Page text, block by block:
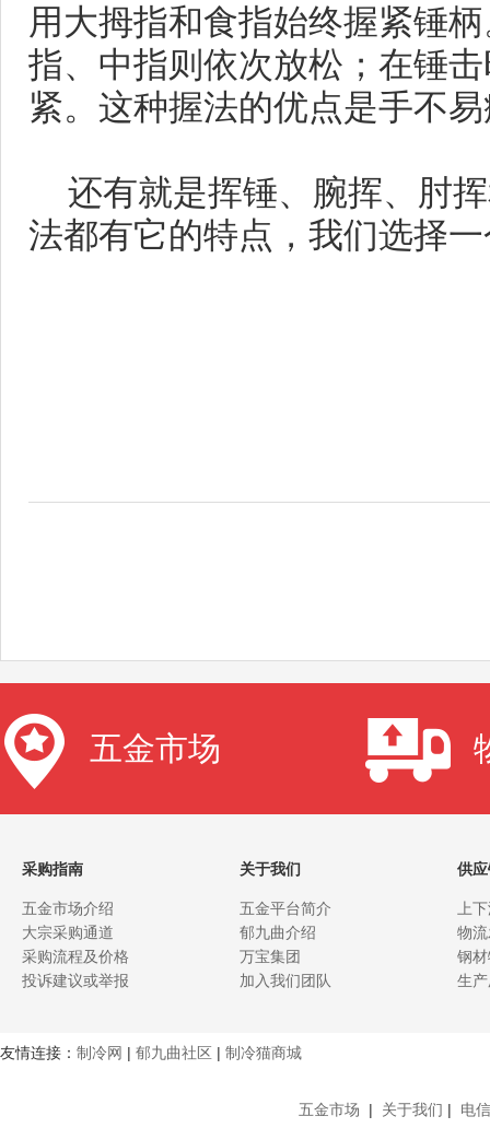
用大拇指和食指始终握紧锤
指、中指则依次放松；在锤
紧。这种握法的优点是手不
还有就是挥锤、腕挥、肘
法都有它的特点，我们选择
五金市场
采购指南
五金市场介绍
大宗采购通道
采购流程及价格
投诉建议或举报
关于我们
五金平台简介
郁九曲介绍
万宝集团
加入我们团队
供
上
物
钢
生
友情连接： 制冷网 | 郁九曲社区 | 制冷猫商城
五金市场 | 关于我们 | 电